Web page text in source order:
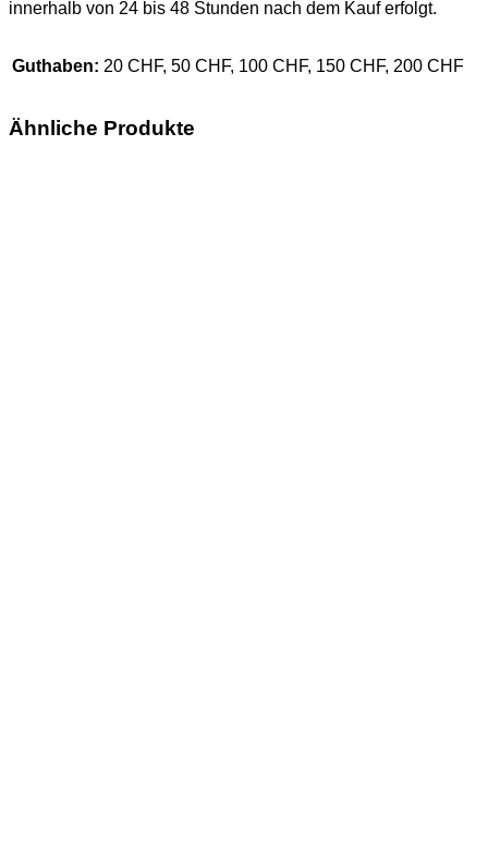
innerhalb von 24 bis 48 Stunden nach dem Kauf erfolgt.
Guthaben: 20 CHF, 50 CHF, 100 CHF, 150 CHF, 200 CHF
Ähnliche Produkte